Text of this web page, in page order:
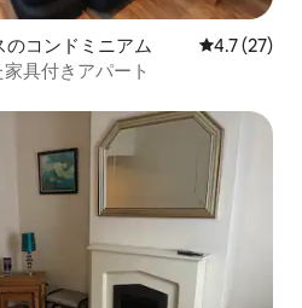
コンドミニアム レビュー27
4.7 (27)
具付きアパート